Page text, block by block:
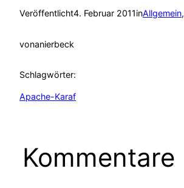
Veröffentlicht4. Februar 2011inAllgemein,
vonanierbeck
Schlagwörter:
Apache-Karaf
Kommentare